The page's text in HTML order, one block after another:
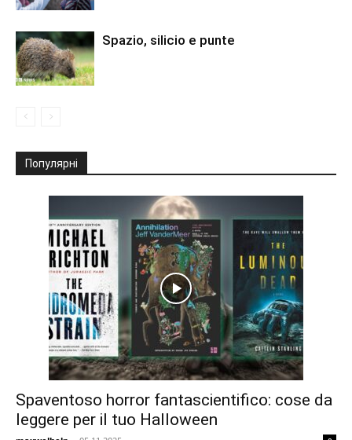
Spazio, silicio e punte
Популярні
Spaventoso horror fantascientifico: cose da
leggere per il tuo Halloween